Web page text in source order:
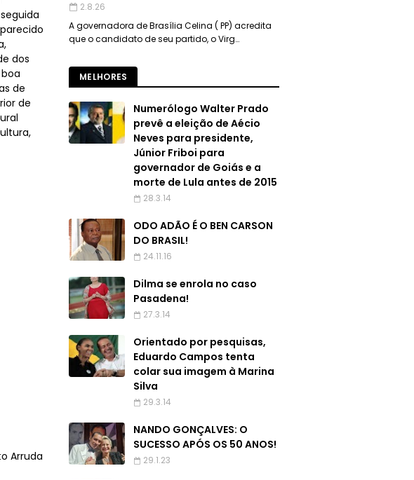
dos
de
de
Arruda
2.8.26
A governadora de Brasília Celina ( PP) acredita
que o candidato de seu partido, o Virg…
MELHORES
Numerólogo Walter Prado
prevê a eleição de Aécio
Neves para presidente,
Júnior Friboi para
governador de Goiás e a
morte de Lula antes de 2015
28.3.14
ODO ADÃO É O BEN CARSON
DO BRASIL!
24.11.16
Dilma se enrola no caso
Pasadena!
27.3.14
Orientado por pesquisas,
Eduardo Campos tenta
colar sua imagem à Marina
Silva
29.3.14
NANDO GONÇALVES: O
SUCESSO APÓS OS 50 ANOS!
29.1.23